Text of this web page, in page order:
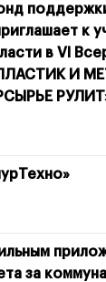
к
в VI
И
за